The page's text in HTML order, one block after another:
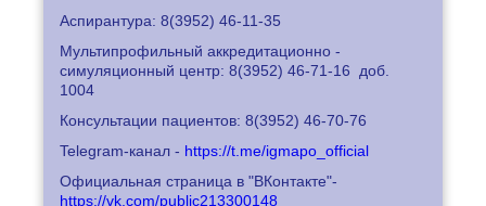
Аспирантура: 8(3952) 46-11-35
Мультипрофильный аккредитационно -
симуляционный центр: 8(3952) 46-71-16
доб.
1004
Консультации пациентов: 8(3952) 46-70-76
Telegram-канал - https://t.me/igmapo_official
Официальная страница в "ВКонтакте"-
https://vk.com/public213300148